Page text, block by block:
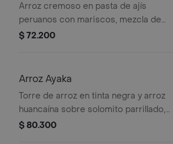
Arroz cremoso en pasta de ajís
peruanos con mariscos, mezcla de
quesos rallados y vegetales al estilo
$ 72.200
Arroz Ayaka
Torre de arroz en tinta negra y arroz
huancaína sobre solomito parrillado,
mezcla de quesos rallados y aguacate
$ 80.300